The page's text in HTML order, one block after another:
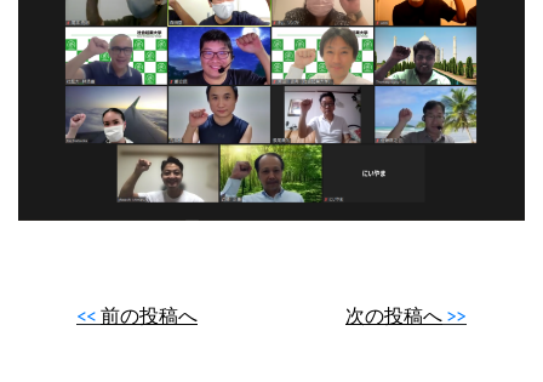
前の投稿へ 次の投稿へ